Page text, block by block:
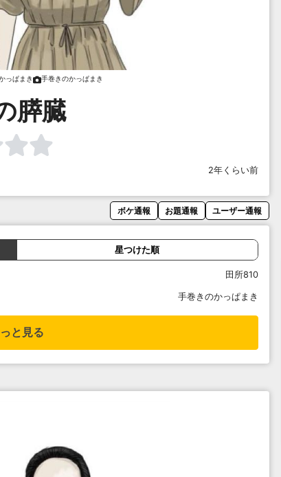
っぱまき 手巻きのかっぱまき
膵臓
2年くらい前
ボケ通報 お題通報 ユーザー通報
星つけた順
田所810
手巻きのかっぱまき
と見る